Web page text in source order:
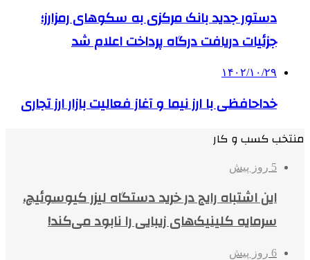
دستور جدید بانک مرکزی به سکوهای رمزارز؛
جزئیات دریافت درگاه پرداخت اعلام شد
۱۴۰۲/۱۰/۲۹
خداحافظی با ارز نیما و آغاز فعالیت بازار ارز تجاری
منتخب کسب و کار
5 روز پیش
این اشتباه رایج در خرید دستگاه لیزر کیوسوئیچ،
سرمایه کلینیک‌های زیبایی را نابود می‌کند!
6 روز پیش